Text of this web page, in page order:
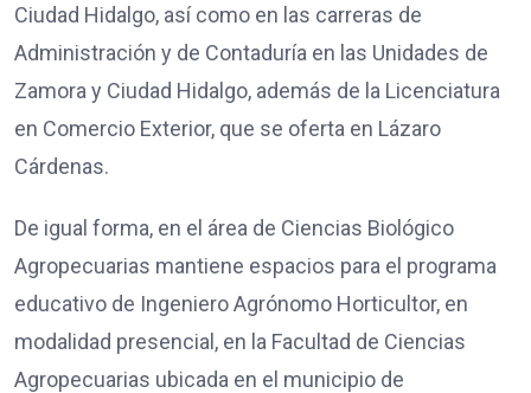
Ciudad Hidalgo, así como en las carreras de
Administración y de Contaduría en las Unidades de
Zamora y Ciudad Hidalgo, además de la Licenciatura
en Comercio Exterior, que se oferta en Lázaro
Cárdenas.
De igual forma, en el área de Ciencias Biológico
Agropecuarias mantiene espacios para el programa
educativo de Ingeniero Agrónomo Horticultor, en
modalidad presencial, en la Facultad de Ciencias
Agropecuarias ubicada en el municipio de